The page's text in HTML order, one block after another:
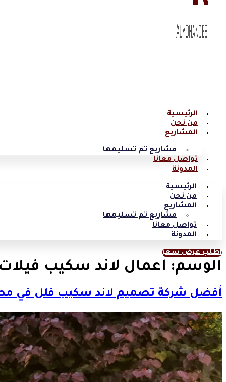
الرئيسية
من نحن
المشاريع
مشاريع تم تسليمها
تواصل معانا
المدونة
الرئيسية
من نحن
المشاريع
مشاريع تم تسليمها
تواصل معانا
المدونة
اطلب عرض سعر
الوسم: اعمال لاند سكيب
أفضل شركة تصميم لاند سكيب فلل في